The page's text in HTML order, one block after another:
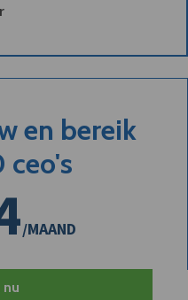
en bereik
/MAAND
nu